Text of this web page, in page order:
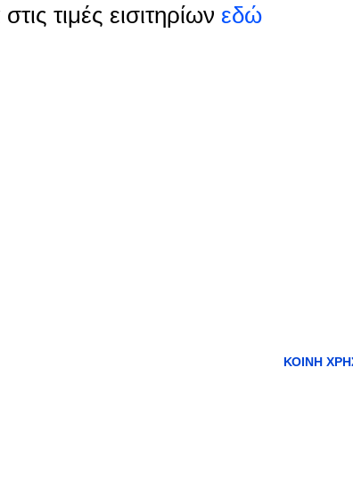
τιμές εισιτηρίων εδώ
ΚΟΙΝΉ